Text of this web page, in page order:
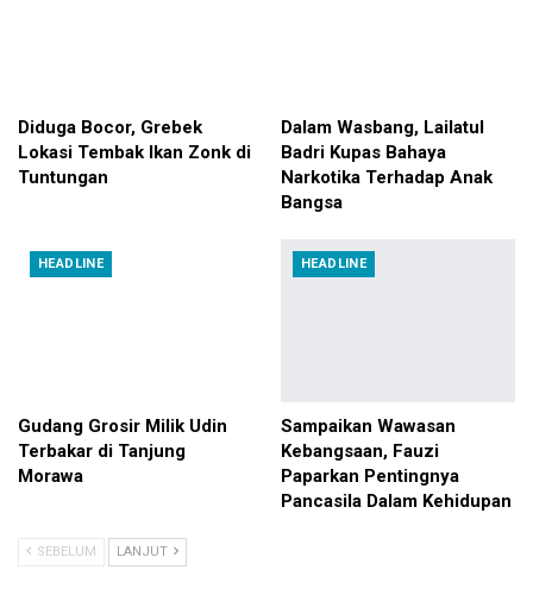
Diduga Bocor, Grebek
Lokasi Tembak Ikan Zonk di
Tuntungan
Dalam Wasbang, Lailatul
Badri Kupas Bahaya
Narkotika Terhadap Anak
Bangsa
HEADLINE
Gudang Grosir Milik Udin
Terbakar di Tanjung
Morawa
HEADLINE
Sampaikan Wawasan
Kebangsaan, Fauzi
Paparkan Pentingnya
Pancasila Dalam Kehidupan
SEBELUM LANJUT